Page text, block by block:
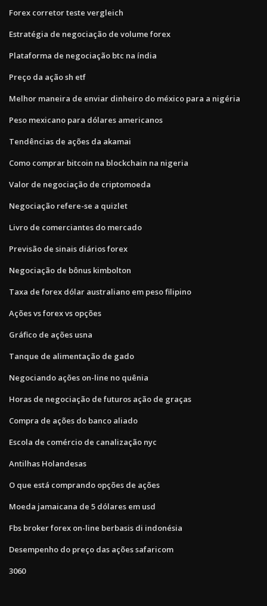
Forex corretor teste vergleich
Estratégia de negociação de volume forex
Plataforma de negociação btc na índia
Preço da ação sh etf
Melhor maneira de enviar dinheiro do méxico para a nigéria
Peso mexicano para dólares americanos
Tendências de ações da akamai
Como comprar bitcoin na blockchain na nigeria
Valor de negociação de criptomoeda
Negociação refere-se a quizlet
Livro de comerciantes do mercado
Previsão de sinais diários forex
Negociação de bônus kimbolton
Taxa de forex dólar australiano em peso filipino
Ações vs forex vs opções
Gráfico de ações usna
Tanque de alimentação de gado
Negociando ações on-line no quênia
Horas de negociação de futuros ação de graças
Compra de ações do banco aliado
Escola de comércio de canalização nyc
Antilhas Holandesas
O que está comprando opções de ações
Moeda jamaicana de 5 dólares em usd
Fbs broker forex on-line berbasis di indonésia
Desempenho do preço das ações safaricom
3060